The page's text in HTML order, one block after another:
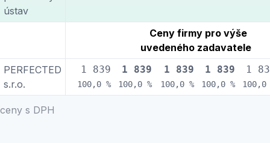
ceny s DPH
ústav
Ceny firmy pro výše
uvedeného zadavatele
PERFECTED
s.r.o.
1 839
100,0 %
1 839
100,0 %
1 839
100,0 %
1 839
100,0 %
1
100,0